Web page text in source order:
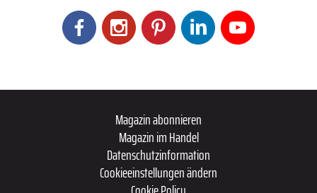
Magazin abonnieren
Magazin im Handel
Datenschutzinformation
Cookieeinstellungen ändern